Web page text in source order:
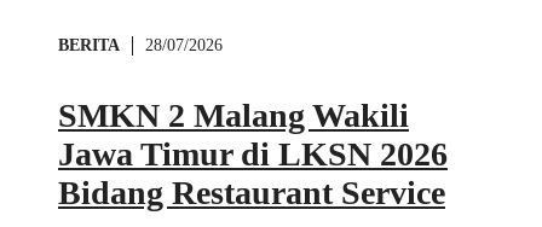
BERITA 28/07/2026
SMKN 2 Malang Wakili
Jawa Timur di LKSN 2026
Bidang Restaurant Service